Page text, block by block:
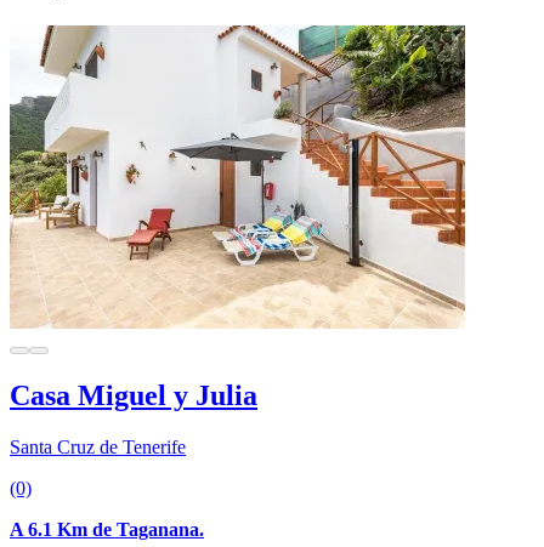
Casa Miguel y Julia
Santa Cruz de Tenerife
(0)
A 6.1 Km de Taganana.